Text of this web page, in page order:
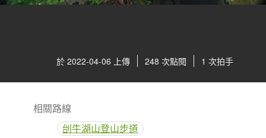
於 2022-04-06 上傳 248 次點閱 1 次拍手
相關路線
刣牛湖山登山步道